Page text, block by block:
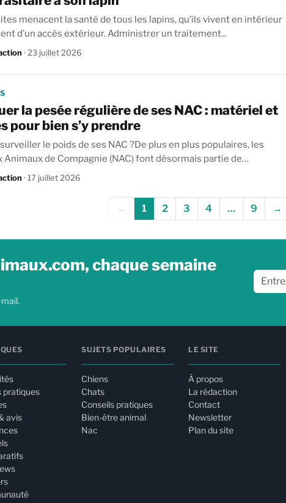
menacent la santé de tous les lapins, qu’ils vivent en intérieur
ou disposent d’un accès extérieur. Administrer un traitement...
· 23 juillet 2026
la pesée régulière de ses NAC : matériel et
pour bien s’y prendre
le poids de ses NAC ?De plus en plus populaires, les
Animaux de Compagnie (NAC) font désormais partie de
· 17 juillet 2026
← 1 2 3 4 … 9 →
chaque semaine
pratiques
avis
SUJETS POPULAIRES
Chiens
Chats
Conseils pratiques
Bien-être animal
Nac
LE SITE
À propos
La rédaction
Contact
Newsletter
Plan du site